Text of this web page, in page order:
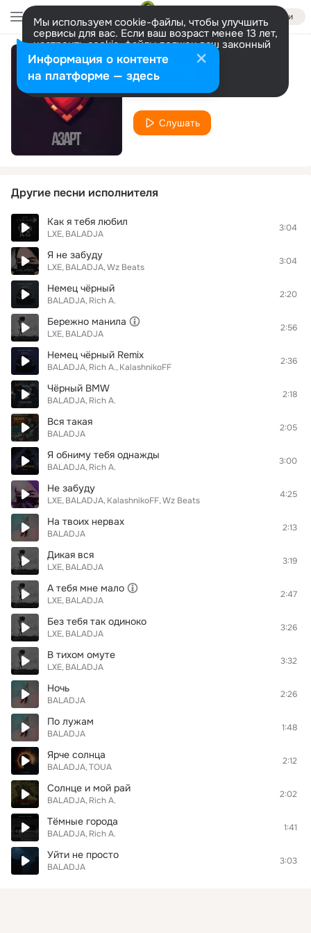
Войти
Мы используем cookie-файлы, чтобы улучшить
сервисы для вас. Если ваш возраст менее 13 лет,
настроить cookie-файлы должен ваш законный
представитель. Больше информации
Разрешить все Настроить
Азарт
BALADJA
Слушать
Другие песни исполнителя
Как я тебя любил
LXE BALADJA
3:04
Я не забуду
LXE BALADJA Wz Beats
3:04
Немец чёрный
BALADJA Rich A.
2:20
Бережно манила
LXE BALADJA
2:56
Немец чёрный Remix
BALADJA Rich A. KalashnikoFF
2:36
Чёрный BMW
BALADJA Rich A.
2:18
Вся такая
BALADJA
2:05
Я обниму тебя однажды
BALADJA Rich A.
3:00
Не забуду
LXE BALADJA KalashnikoFF Wz Beats
4:25
На твоих нервах
BALADJA
2:13
Дикая вся
LXE BALADJA
3:19
А тебя мне мало
LXE BALADJA
2:47
Без тебя так одиноко
LXE BALADJA
3:26
В тихом омуте
LXE BALADJA
3:32
Ночь
BALADJA
2:26
По лужам
BALADJA
1:48
Ярче солнца
BALADJA TOUA
2:12
Солнце и мой рай
BALADJA Rich A.
2:02
Тёмные города
BALADJA Rich A.
1:41
Уйти не просто
BALADJA
3:03
Информация о контенте
на платформе — здесь